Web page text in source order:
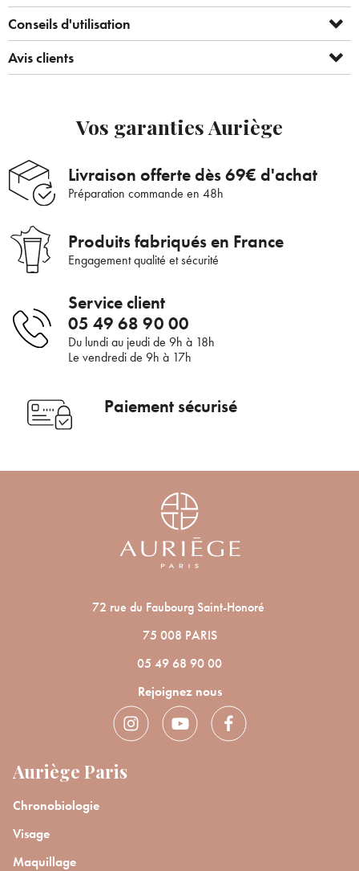
Voulez-vous vraiment supprimer le produit suivant du
panier ?
Conseils d'utilisation
Avis clients
Vos garanties Auriège
Livraison offerte dès 69€ d'achat
Préparation commande en 48h
Produits fabriqués en France
Engagement qualité et sécurité
Service client
05 49 68 90 00
Du lundi au jeudi de 9h à 18h
Le vendredi de 9h à 17h
Paiement sécurisé
72 rue du Faubourg Saint-Honoré
75 008 PARIS
05 49 68 90 00
Rejoignez nous
Auriège Paris
Chronobiologie
Visage
Maquillage
nouveautés ou promotions en cours et
bénéficier de nos conseils de saison, inscrivez-
vous à notre Newsletter.
JE M’INSCRIS
En renseignant votre adresse e-mail, vous acceptez de recevoir des
communications par e-mail de la part d’Auriège.